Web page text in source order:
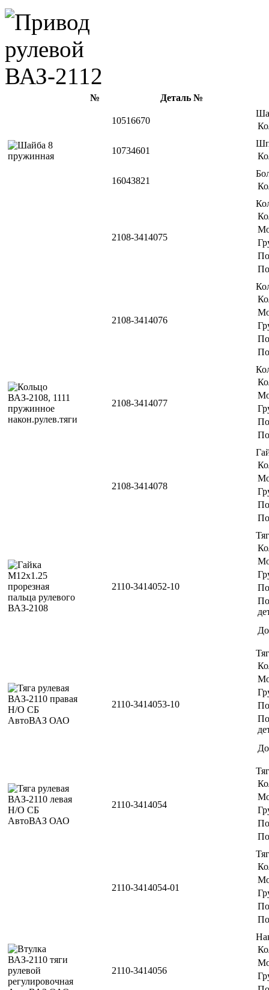
№ Деталь №
10516670
10734601
16043821
2108-3414075
2108-3414076
2108-3414077
2108-3414078
2110-3414052-10
2110-3414053-10
2110-3414054
2110-3414054-01
2110-3414056